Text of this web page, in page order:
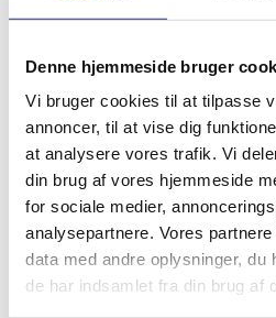
Denne hjemmeside bruger
Vi bruger cookies til at tilpasse
annoncer, til at vise dig
at analysere vores trafik. Vi
din brug af vores hjemmeside
for sociale medier,
analysepartnere. Vores
data med andre oplysninger, du
de har indsamlet fra din brug af
Her i podcasten ”Rundt om
den danske ambassadør i
nylige præsidentvalg i Kenya.
den 9. august. I Kenya
kenyanske valgkommission,
udråbte valgkommissionen
vicepræsident William Ruto til